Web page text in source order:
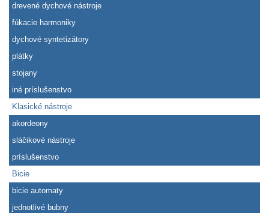
drevené dychové nástroje
fúkacie harmoniky
dychové syntetizátory
plátky
stojany
iné príslušenstvo
Klasické nástroje
akordeony
sláčikové nástroje
príslušenstvo
Bicie
bicie automaty
jednotlivé bubny